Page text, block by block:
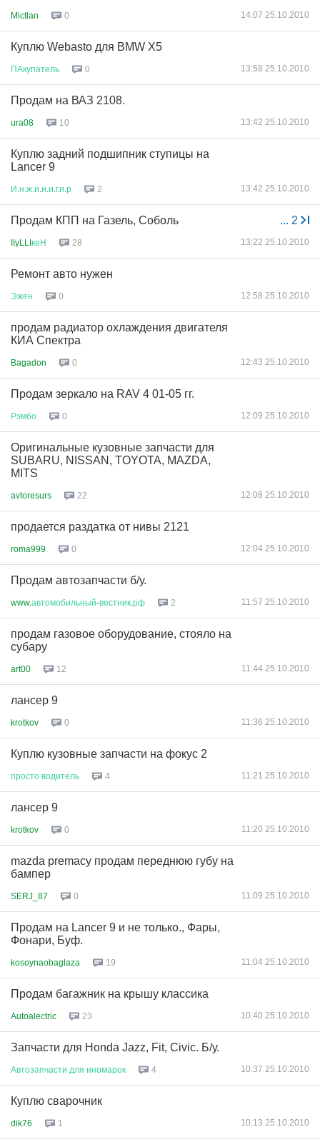
Mictlan 0 14:07 25.10.2010
Куплю Webasto для BMW X5
ПАкупатель 0 13:58 25.10.2010
Продам на ВАЗ 2108.
ura08 10 13:42 25.10.2010
Куплю задний подшипник ступицы на
Lancer 9
И н ж и н и г.и р 2 13:42 25.10.2010
... 2
Продам КПП на Газель, Соболь
IIyLLIкеН 28 13:22 25.10.2010
Ремонт авто нужен
Эжен 0 12:58 25.10.2010
продам радиатор охлаждения двигателя
КИА Спектра
Bagadon 0 12:43 25.10.2010
Продам зеркало на RAV 4 01-05 гг.
Рэмбо 0 12:09 25.10.2010
Оригинальные кузовные запчасти для
SUBARU, NISSAN, TOYOTA, MAZDA,
MITS
avtoresurs 22 12:08 25.10.2010
продается раздатка от нивы 2121
roma999 0 12:04 25.10.2010
Продам автозапчасти б/у.
www.автомобильный-вестник рф 2 11:57 25.10.2010
продам газовое оборудование, стояло на
субару
art00 12 11:44 25.10.2010
лансер 9
krotkov 0 11:36 25.10.2010
Куплю кузовные запчасти на фокус 2
просто водитель 4 11:21 25.10.2010
лансер 9
krotkov 0 11:20 25.10.2010
mazda premacy продам переднюю губу на
бампер
SERJ_87 0 11:09 25.10.2010
Продам на Lancer 9 и не только., Фары,
Фонари, Буф.
kosoynaobaglaza 19 11:04 25.10.2010
Продам багажник на крышу классика
Autoalectric 23 10:40 25.10.2010
Запчасти для Honda Jazz, Fit, Civiс. Б/у.
Автозапчасти для иномарок 4 10:37 25.10.2010
Куплю сварочник
dik76 1 10:13 25.10.2010